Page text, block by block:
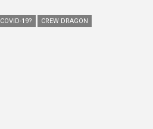
COVID-19?
CREW DRAGON